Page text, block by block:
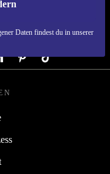
Daten findest du in unserer
RETHINK NEW.